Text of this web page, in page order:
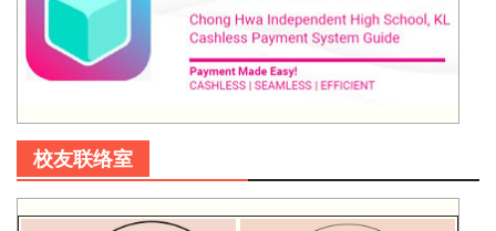
校友联络室